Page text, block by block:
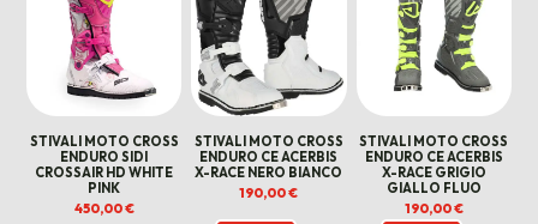
STIVALI MOTO CROSS
ENDURO SIDI
CROSSAIR HD WHITE
PINK
450,00€
STIVALI MOTO CROSS
ENDURO CE ACERBIS
X-RACE NERO BIANCO
190,00€
STIVALI MOTO CROSS
ENDURO CE ACERBIS
X-RACE GRIGIO
GIALLO FLUO
190,00€